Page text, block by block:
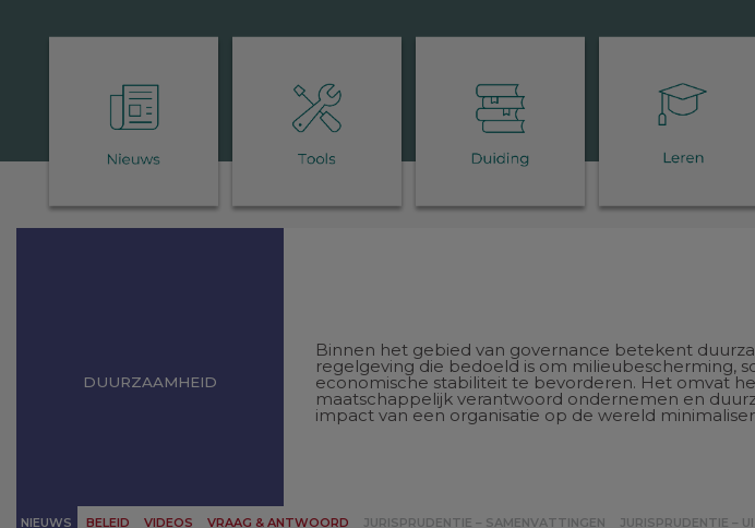
DUURZAAMHEID
Binnen het gebied van governance betekent
regelgeving die bedoeld is om milieubescherming,
economische stabiliteit te bevorderen. Het omvat
maatschappelijk verantwoord ondernemen en
impact van een organisatie op de wereld
NIEUWS BELEID VIDEOS VRAAG & ANTWOORD JURISPRUDENTIE – SAMENVATTINGEN JURISPRUDENTIE –